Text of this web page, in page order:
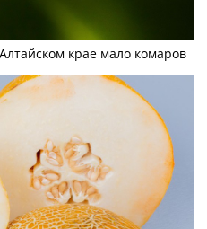
крае мало комаров